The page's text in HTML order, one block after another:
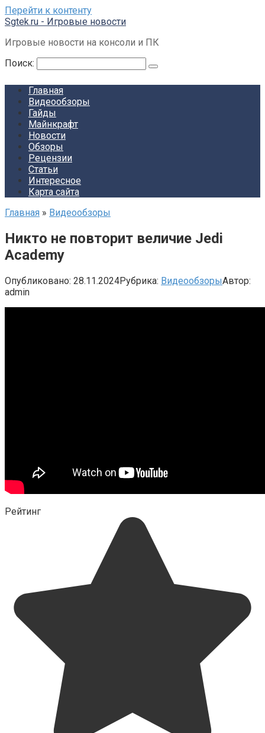
Перейти к контенту
Sgtek.ru - Игровые новости
Игровые новости на консоли и ПК
Поиск:
Главная
Видеообзоры
Гайды
Майнкрафт
Новости
Обзоры
Рецензии
Статьи
Интересное
Карта сайта
Главная » Видеообзоры
Никто не повторит величие Jedi
Academy
Опубликовано: 28.11.2024Рубрика: ВидеообзорыАвтор:
admin
Рейтинг